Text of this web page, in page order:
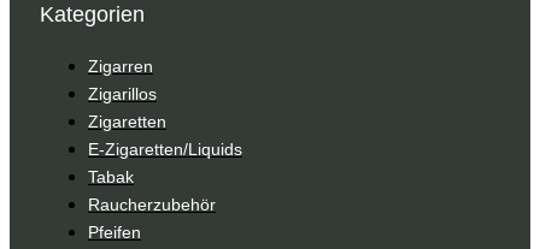
Kategorien
Zigarren
Zigarillos
Zigaretten
E-Zigaretten/Liquids
Tabak
Raucherzubehör
Pfeifen